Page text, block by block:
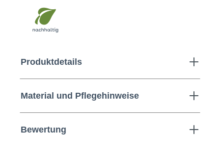
Produktdetails
Material und Pflegehinweise
Bewertung